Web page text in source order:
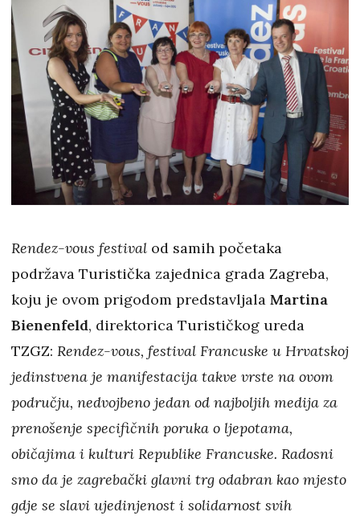
Rendez-vous festival od samih početaka
podržava Turistička zajednica grada Zagreba,
koju je ovom prigodom predstavljala Martina
Bienenfeld, direktorica Turističkog ureda
TZGZ: Rendez-vous, festival Francuske u Hrvatskoj
jedinstvena je manifestacija takve vrste na ovom
području, nedvojbeno jedan od najboljih medija za
prenošenje specifičnih poruka o ljepotama,
običajima i kulturi Republike Francuske. Radosni
smo da je zagrebački glavni trg odabran kao mjesto
gdje se slavi ujedinjenost i solidarnost svih